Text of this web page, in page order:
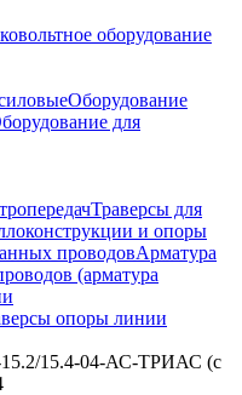
оборудование
Оборудование
для
Траверсы для
и опоры
проводовАрматура
(арматура
опоры линии
15.4-04-АС-ТРИАС (с